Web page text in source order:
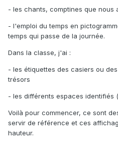
- les chants, comptines que nous
- l'emploi du temps en
temps qui passe de la journée.
Dans la classe, j'ai :
- les étiquettes des casiers ou
trésors
- les différents espaces identifiés
Voilà pour commencer, ce sont
servir de référence et ces
hauteur.